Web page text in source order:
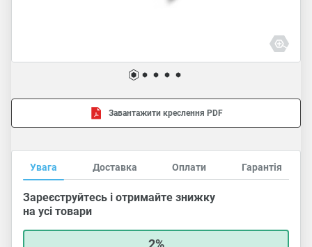
Завантажити креслення PDF
Увага Доставка Оплати Гарантія
Зареєструйтесь і отримайте знижку
на усі товари
2%